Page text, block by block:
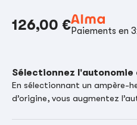
126,00 €Paiements en
Sélectionnez
En sélectionnant un ampère-
d’origine, vous augmentez